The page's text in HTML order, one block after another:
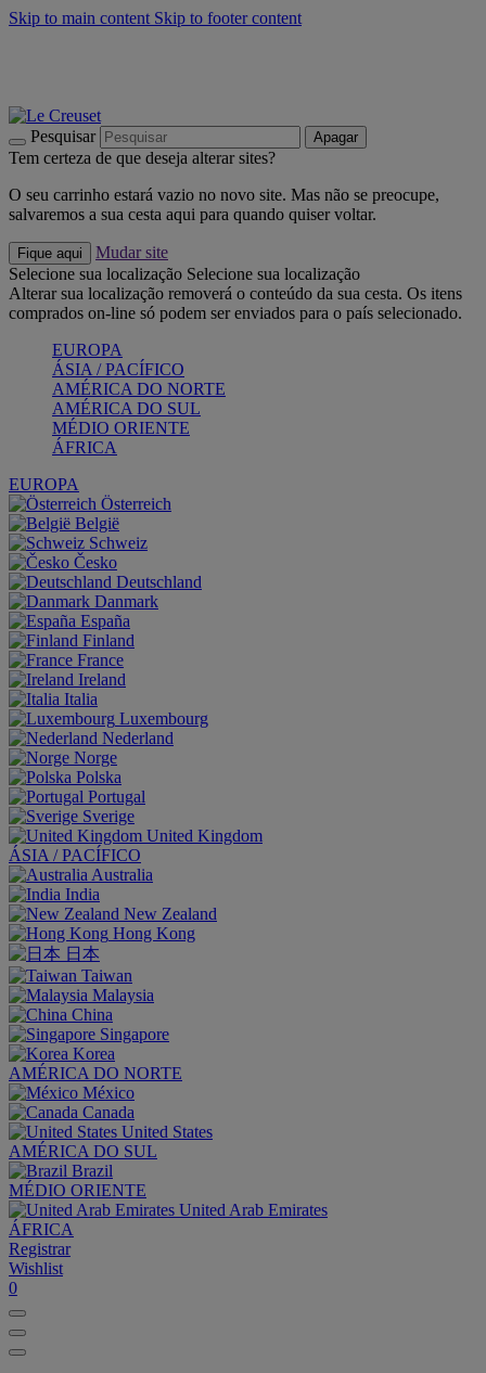
Skip to main content Skip to footer content
Pesquisar Apagar
Tem certeza de que deseja alterar sites?
O seu carrinho estará vazio no novo site. Mas não se preocupe,
salvaremos a sua cesta aqui para quando quiser voltar.
Fique aqui
Mudar site
Selecione sua localização Selecione sua localização
Alterar sua localização removerá o conteúdo da sua cesta. Os itens
comprados on-line só podem ser enviados para o país selecionado.
EUROPA
ÁSIA / PACÍFICO
AMÉRICA DO NORTE
AMÉRICA DO SUL
MÉDIO ORIENTE
ÁFRICA
EUROPA
Österreich
België
Schweiz
Česko
Deutschland
Danmark
España
Finland
France
Ireland
Italia
Luxembourg
Nederland
Norge
Polska
Portugal
Sverige
United Kingdom
ÁSIA / PACÍFICO
Australia
India
New Zealand
Hong Kong
日本
Taiwan
Malaysia
China
Singapore
Korea
AMÉRICA DO NORTE
México
Canada
United States
AMÉRICA DO SUL
Brazil
MÉDIO ORIENTE
United Arab Emirates
ÁFRICA
Registrar
Wishlist
0